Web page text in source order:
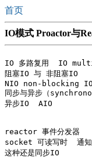
首页
IO模式 Proactor与
IO 多路复用  IO
阻塞IO 与 非阻塞IO
NIO non-blocking IO
同步与异步（
异步IO  AIO
reactor 事件分发器
socket 可读写时  通知
这种还是同步IO